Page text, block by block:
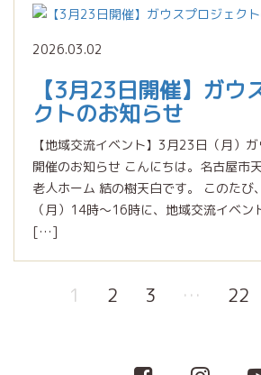
2026.03.02
【3月23日開催】ガウ
クトのお知らせ
【地域交流イベント】3月23日（月）
開催のお知らせ こんにちは。名古屋市
老人ホーム 結の樹天白です。 このた
（月）14時～16時に、地域交流イベン
[…]
1 2 3 … 22